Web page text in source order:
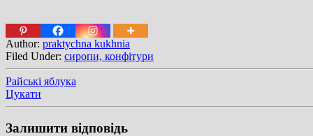
Author: praktychna kukhnia
Filed Under: сиропи, конфітури
Райські яблука
Цукати
Залишити відповідь